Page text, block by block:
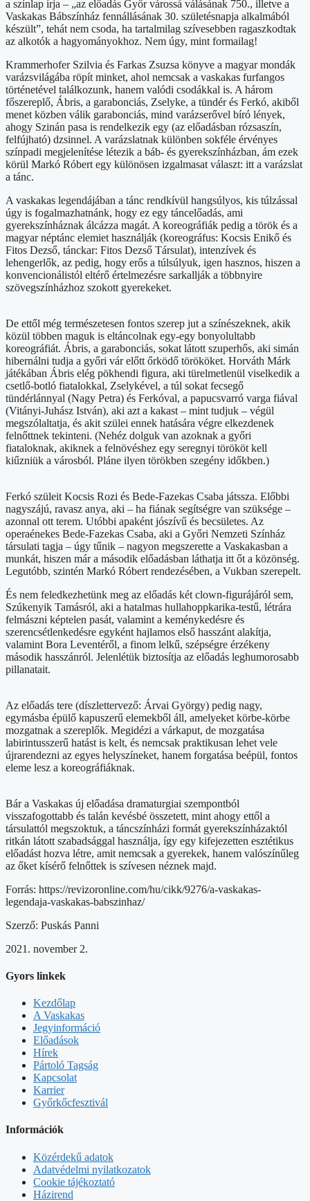
a színlap írja – „az előadás Győr várossá válásának 750., illetve a
Vaskakas Bábszínház fennállásának 30. születésnapja alkalmából
készült”, tehát nem csoda, ha tartalmilag szívesebben ragaszkodtak
az alkotók a hagyományokhoz. Nem úgy, mint formailag!
Krammerhofer Szilvia és Farkas Zsuzsa könyve a magyar mondák
varázsvilágába röpít minket, ahol nemcsak a vaskakas furfangos
történetével találkozunk, hanem valódi csodákkal is. A három
főszereplő, Ábris, a garabonciás, Zselyke, a tündér és Ferkó, akiből
menet közben válik garabonciás, mind varázserővel bíró lények,
ahogy Szinán pasa is rendelkezik egy (az előadásban rózsaszín,
felfújható) dzsinnel. A varázslatnak különben sokféle érvényes
színpadi megjelenítése létezik a báb- és gyerekszínházban, ám ezek
körül Markó Róbert egy különösen izgalmasat választ: itt a varázslat
a tánc.
A vaskakas legendájában a tánc rendkívül hangsúlyos, kis túlzással
úgy is fogalmazhatnánk, hogy ez egy táncelőadás, ami
gyerekszínháznak álcázza magát. A koreográfiák pedig a török és a
magyar néptánc elemiet használják (koreográfus: Kocsis Enikő és
Fitos Dezső, tánckar: Fitos Dezső Társulat), intenzívek és
lehengerlők, az pedig, hogy erős a túlsúlyuk, igen hasznos, hiszen a
konvencionálistól eltérő értelmezésre sarkallják a többnyire
szövegszínházhoz szokott gyerekeket.
De ettől még természetesen fontos szerep jut a színészeknek, akik
közül többen maguk is eltáncolnak egy-egy bonyolultabb
koreográfiát. Ábris, a garabonciás, sokat látott szuperhős, aki simán
hibernálni tudja a győri vár előtt őrködő törököket. Horváth Márk
játékában Ábris elég pökhendi figura, aki türelmetlenül viselkedik a
csetlő-botló fiatalokkal, Zselykével, a túl sokat fecsegő
tündérlánnyal (Nagy Petra) és Ferkóval, a papucsvarró varga fiával
(Vitányi-Juhász István), aki azt a kakast – mint tudjuk – végül
megszólaltatja, és akit szülei ennek hatására végre elkezdenek
felnőttnek tekinteni. (Nehéz dolguk van azoknak a győri
fiataloknak, akiknek a felnövéshez egy seregnyi törököt kell
kiűzniük a városból. Pláne ilyen törökben szegény időkben.)
Ferkó szüleit Kocsis Rozi és Bede-Fazekas Csaba játssza. Előbbi
nagyszájú, ravasz anya, aki – ha fiának segítségre van szüksége –
azonnal ott terem. Utóbbi apaként jószívű és becsületes. Az
operaénekes Bede-Fazekas Csaba, aki a Győri Nemzeti Színház
társulati tagja – úgy tűnik – nagyon megszerette a Vaskakasban a
munkát, hiszen már a második előadásban láthatja itt őt a közönség.
Legutóbb, szintén Markó Róbert rendezésében, a Vukban szerepelt.
És nem feledkezhetünk meg az előadás két clown-figurájáról sem,
Szúkenyik Tamásról, aki a hatalmas hullahoppkarika-testű, létrára
felmászni képtelen pasát, valamint a keménykedésre és
szerencsétlenkedésre egyként hajlamos első hasszánt alakítja,
valamint Bora Leventéről, a finom lelkű, szépségre érzékeny
második hasszánról. Jelenlétük biztosítja az előadás leghumorosabb
pillanatait.
Az előadás tere (díszlettervező: Árvai György) pedig nagy,
egymásba épülő kapuszerű elemekből áll, amelyeket körbe-körbe
mozgatnak a szereplők. Megidézi a várkaput, de mozgatása
labirintusszerű hatást is kelt, és nemcsak praktikusan lehet vele
újrarendezni az egyes helyszíneket, hanem forgatása beépül, fontos
eleme lesz a koreográfiáknak.
Bár a Vaskakas új előadása dramaturgiai szempontból
visszafogottabb és talán kevésbé összetett, mint ahogy ettől a
társulattól megszoktuk, a táncszínházi formát gyerekszínházaktól
ritkán látott szabadsággal használja, így egy kifejezetten esztétikus
előadást hozva létre, amit nemcsak a gyerekek, hanem valószínűleg
az őket kísérő felnőttek is szívesen néznek majd.
Forrás: https://revizoronline.com/hu/cikk/9276/a-vaskakas-
legendaja-vaskakas-babszinhaz/
Szerző: Puskás Panni
2021. november 2.
Gyors linkek
Kezdőlap
A Vaskakas
Jegyinformáció
Előadások
Hírek
Pártoló Tagság
Kapcsolat
Karrier
Győrkőcfesztivál
Információk
Közérdekű adatok
Adatvédelmi nyilatkozatok
Cookie tájékoztató
Házirend